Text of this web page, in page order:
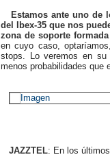
Estamos ante uno de
del Ibex-35 que nos
zona de soporte
en cuyo caso,
stops. Lo veremos en su
menos probabilidades que
JAZZTEL: En los